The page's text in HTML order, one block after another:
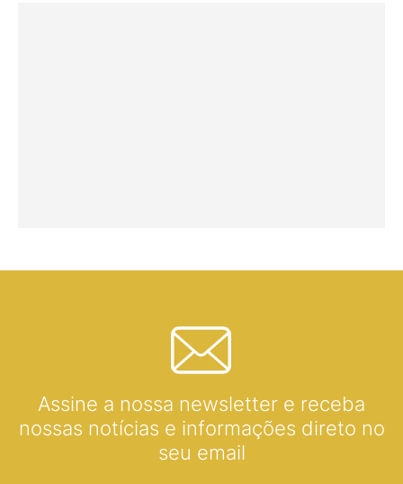
Assine a nossa newsletter e receba
nossas notícias e informações direto no
seu email